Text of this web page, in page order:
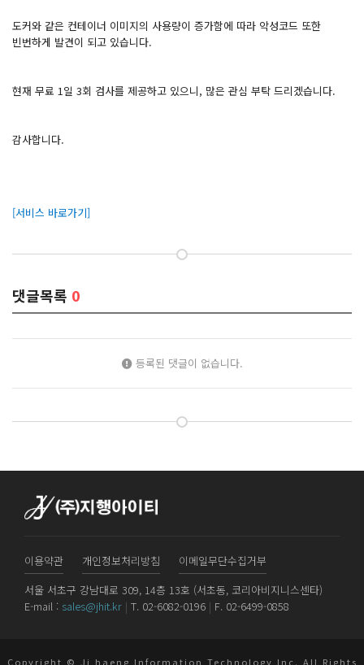
도커와 같은 컨테이너 이미지의 사용량이 증가함에 따라 악성코드 또한
빈번하게 발견이 되고 있습니다.
현재 무료 1일 3회 검사를 제공하고 있으니, 많은 관심 부탁 드리겠습니다.
감사합니다.
[서비스 바로가기]
댓글목록 0
등록된 댓글이 없습니다.
이용약관 개인정보처리방침
이메일무단수집거부
서울 서초구 강남대로 309, 14층 13호 (서초동, 코리아비지니스센타)
E-mail : sales@jhit.kr | T. 02-6082-0196 | F. 02-6499-0858
Copyright © Ji haeng Information Technology Inc. All Rights